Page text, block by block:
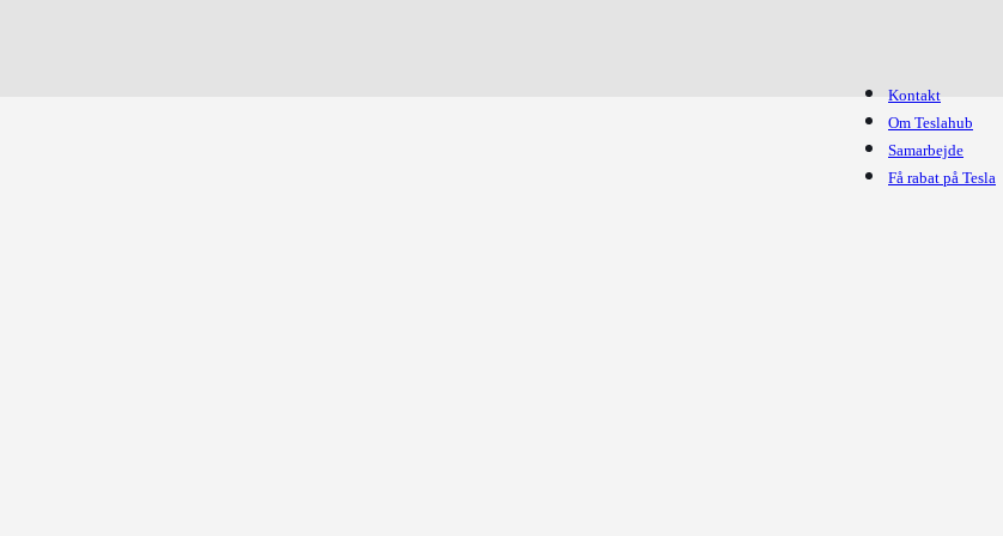
Kontakt
Om Teslahub
Samarbejde
Få rabat på Tesla